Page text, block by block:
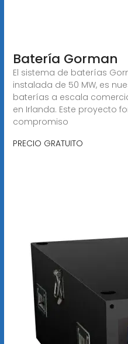
Batería Gorman
El sistema de baterías
instalada de 50 MW, es
baterías a escala
en Irlanda. Este proyecto
compromiso
PRECIO GRATUITO